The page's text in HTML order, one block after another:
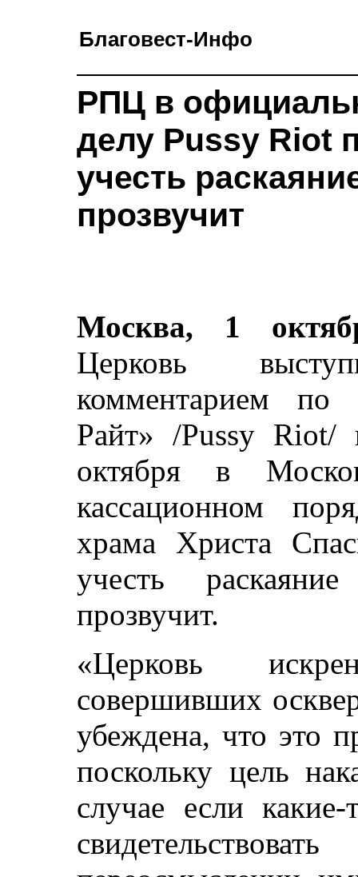
Благовест-Инфо
РПЦ в
делу Pussy Riot
учесть
прозвучит
Москва, 1
Церковь
комментарием по
Райт» /Pussy Riot/
октября в
кассационном
храма Христа
учесть
прозвучит.
«Церковь
совершивших
убеждена, что это
поскольку цель
случае если